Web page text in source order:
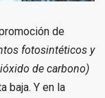
de
fotosintéticos y
de carbono)
baja. Y en la